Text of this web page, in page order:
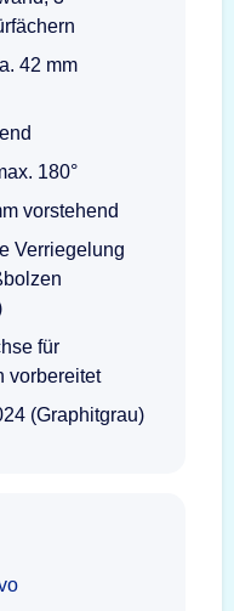
42 mm
180°
vorstehend
Verriegelung
für
vorbereitet
(Graphitgrau)